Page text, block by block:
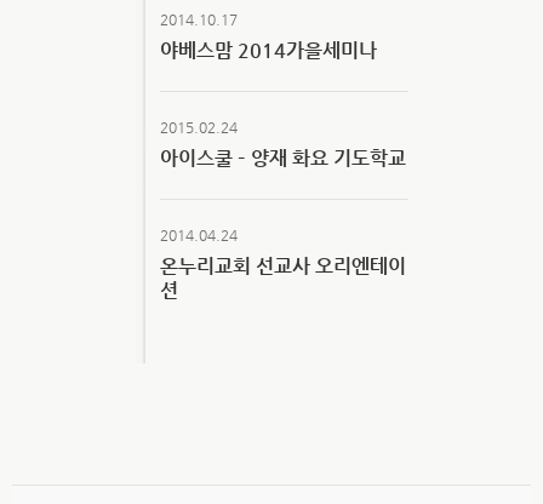
2014.10.17
야베스맘 2014가을세미나
2015.02.24
아이스쿨 – 양재 화요 기도학교
2014.04.24
온누리교회 선교사 오리엔테이
션